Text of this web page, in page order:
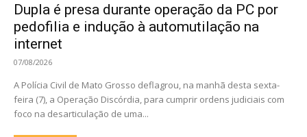
Dupla é presa durante operação da PC por
pedofilia e indução à automutilação na
internet
07/08/2026
A Polícia Civil de Mato Grosso deflagrou, na manhã desta sexta-
feira (7), a Operação Discórdia, para cumprir ordens judiciais com
foco na desarticulação de uma...